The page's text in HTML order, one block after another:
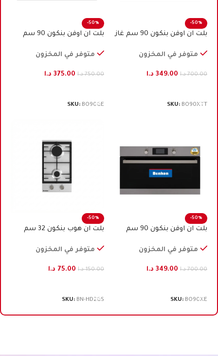
-50%
بلت ان اوفن بنكون 90 سم غاز
متوفر في المخزون
700.00 د.ا 349.00 د.ا
SKU: BO90XTT
-50%
بلت ان اوفن بنكون 90 ﺳﻢ
متوفر في المخزون
750.00 د.ا 375.00 د.ا
SKU: BO90GE
-50%
بلت ان اوفن بنكون 90 ﺳﻢ
متوفر في المخزون
700.00 د.ا 349.00 د.ا
SKU: BO90XE
-50%
بلت ان هوب بنكون 32 سم
متوفر في المخزون
150.00 د.ا 75.00 د.ا
SKU: BN-HD2GS